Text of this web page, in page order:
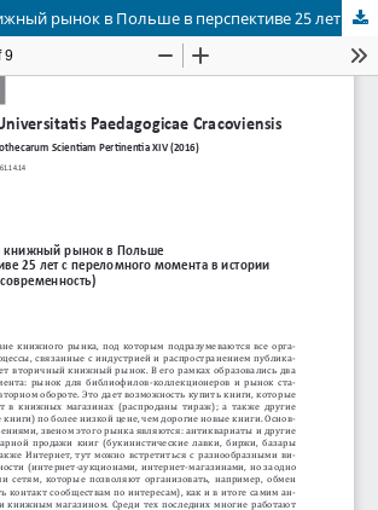
Вторичный книжный рынок в Польше в перспективе 25 лет с переломного момента в истории (история и современность)